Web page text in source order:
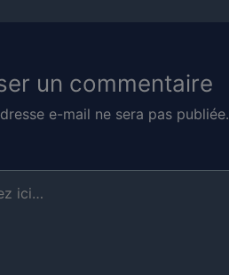
un commentaire
e-mail ne sera pas publiée.